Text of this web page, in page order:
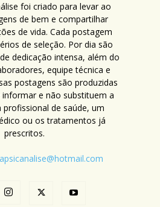
foi criado para levar ao
de bem e compartilhar
de vida. Cada postagem
de seleção. Por dia são
dedicação intensa, além do
equipe técnica e
postagens são produzidas
e não substituem a
de saúde, um
ou os tratamentos já
prescritos.